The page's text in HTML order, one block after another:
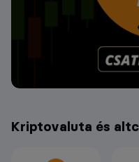
Kriptovaluta és